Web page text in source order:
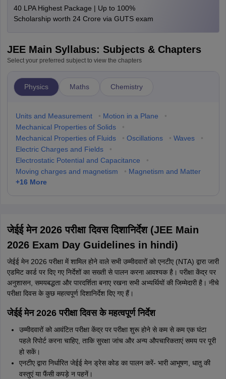
40 LPA Highest Package | Up to 100%
Scholarship worth 24 Crore via GUTS exam
JEE Main Syllabus: Subjects & Chapters
Select your preferred subject to view the chapters
Physics Maths Chemistry
Units and Measurement • Motion in a Plane
•
Mechanical Properties of Solids
•
Mechanical Properties of Fluids
• Oscillations • Waves
•
Electric Charges and Fields
•
Electrostatic Potential and Capacitance
•
Moving charges and magnetism
• Magnetism and Matter
+16 More
जेईई मेन 2026 परीक्षा दिवस दिशानिर्देश (JEE Main
2026 Exam Day Guidelines in hindi)
जेईई मेन 2026 परीक्षा में शामिल होने वाले सभी उम्मीदवारों को एनटीए (NTA) द्वारा जारी
एडमिट कार्ड पर दिए गए निर्देशों का सख्ती से पालन करना आवश्यक है। परीक्षा केंद्र पर
अनुशासन, समयबद्धता और पारदर्शिता बनाए रखना सभी अभ्यर्थियों की जिम्मेदारी है। नीचे
परीक्षा दिवस के कुछ महत्वपूर्ण दिशानिर्देश दिए गए हैं।
जेईई मेन 2026 परीक्षा दिवस के महत्वपूर्ण निर्देश
उम्मीदवारों को आवंटित परीक्षा केंद्र पर परीक्षा शुरू होने से कम से कम एक घंटा
पहले रिपोर्ट करना चाहिए, ताकि सुरक्षा जांच और अन्य औपचारिकताएं समय पर पूरी
हो सकें।
एनटीए द्वारा निर्धारित जेईई मेन ड्रेस कोड का पालन करें- भारी आभूषण, धातु की
वस्तुएं या फैंसी कपड़े न पहनें।